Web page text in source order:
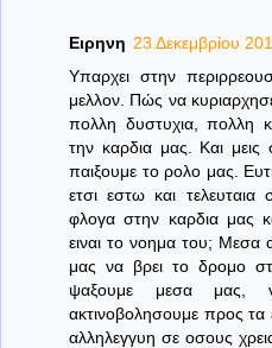
Ειρηνη 23 Δεκεμβρίου
Υπαρχει στην
μελλον. Πώς να
πολλη δυστυχια, πολλη
την καρδια μας. Και
παιξουμε το ρολο μας.
ετσι εστω και
φλογα στην καρδια μας
ειναι το νοημα του;
μας να βρει το δρομο
ψαξουμε μεσα μας,
ακτινοβολησουμε προς τα
αλληλεγγυη σε οσους